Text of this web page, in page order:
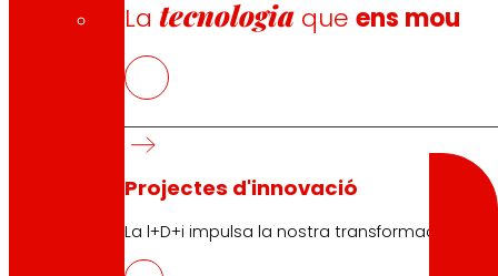
Latecnologia queens mou
Projectes d'innovació
La l+D+i impulsa la nostra transformació,
Cercador